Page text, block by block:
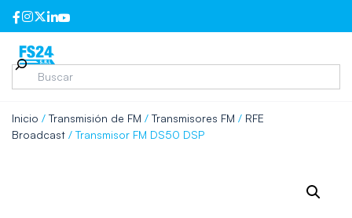
Inicio / Transmisión de FM / Transmisores FM / RFE
Broadcast / Transmisor FM DS50 DSP